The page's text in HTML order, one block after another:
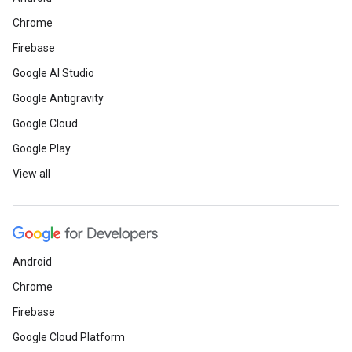
Chrome
Firebase
Google AI Studio
Google Antigravity
Google Cloud
Google Play
View all
Android
Chrome
Firebase
Google Cloud Platform